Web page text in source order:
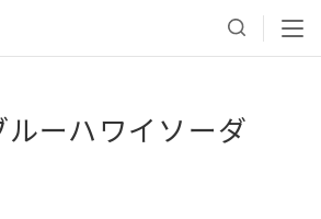
ーハワイソーダ